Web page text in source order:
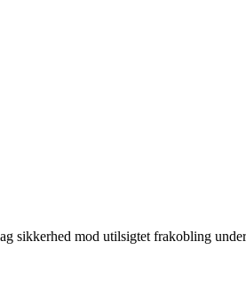
sikkerhed mod utilsigtet frakobling